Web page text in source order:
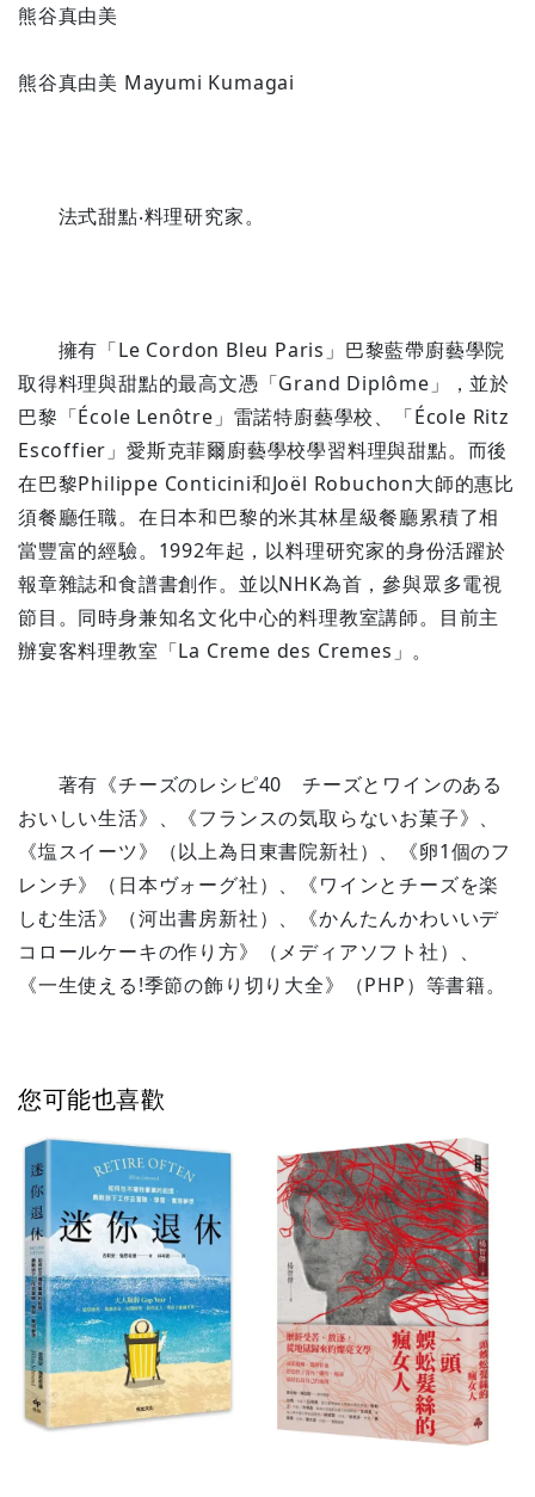
熊谷真由美
熊谷真由美 Mayumi Kumagai
法式甜點‧料理研究家。
擁有「Le Cordon Bleu Paris」巴黎藍帶廚藝學院
取得料理與甜點的最高文憑「Grand Diplôme」，並於
巴黎「École Lenôtre」雷諾特廚藝學校、「École Ritz
Escoffier」愛斯克菲爾廚藝學校學習料理與甜點。而後
在巴黎Philippe Conticini和Joël Robuchon大師的惠比
須餐廳任職。在日本和巴黎的米其林星級餐廳累積了相
當豐富的經驗。1992年起，以料理研究家的身份活躍於
報章雜誌和食譜書創作。並以NHK為首，參與眾多電視
節目。同時身兼知名文化中心的料理教室講師。目前主
辦宴客料理教室「La Creme des Cremes」。
著有《チーズのレシピ40 チーズとワインのある
おいしい生活》、《フランスの気取らないお菓子》、
《塩スイーツ》（以上為日東書院新社）、《卵1個のフ
レンチ》（日本ヴォーグ社）、《ワインとチーズを楽
しむ生活》（河出書房新社）、《かんたんかわいいデ
コロールケーキの作り方》（メディアソフト社）、
《一生使える!季節の飾り切り大全》（PHP）等書籍。
您可能也喜歡